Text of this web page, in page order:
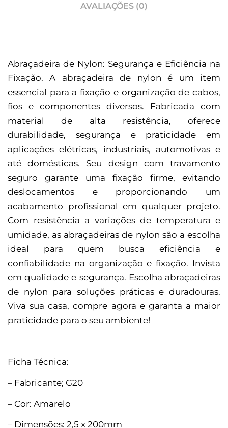
AVALIAÇÕES (0)
Abraçadeira de Nylon: Segurança e Eficiência na
Fixação. A abraçadeira de nylon é um item
essencial para a fixação e organização de cabos,
fios e componentes diversos. Fabricada com
material de alta resistência, oferece
durabilidade, segurança e praticidade em
aplicações elétricas, industriais, automotivas e
até domésticas. Seu design com travamento
seguro garante uma fixação firme, evitando
deslocamentos e proporcionando um
acabamento profissional em qualquer projeto.
Com resistência a variações de temperatura e
umidade, as abraçadeiras de nylon são a escolha
ideal para quem busca eficiência e
confiabilidade na organização e fixação. Invista
em qualidade e segurança. Escolha abraçadeiras
de nylon para soluções práticas e duradouras.
Viva sua casa, compre agora e garanta a maior
praticidade para o seu ambiente!
Ficha Técnica:
– Fabricante; G20
– Cor: Amarelo
– Dimensões: 2,5 x 200mm